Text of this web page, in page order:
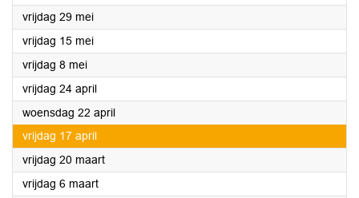
vrijdag 29 mei2020
vrijdag 15 mei2020
vrijdag 8 mei2020
vrijdag 24 april2020
woensdag 22 april2020
vrijdag 17 april2020
vrijdag 20 maart2020
vrijdag 6 maart2020